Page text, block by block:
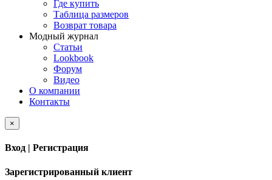
Где купить
Таблица размеров
Возврат товара
Модный журнал
Статьи
Lookbook
Форум
Видео
О компании
Контакты
×
Вход | Регистрация
Зарегистрированный клиент